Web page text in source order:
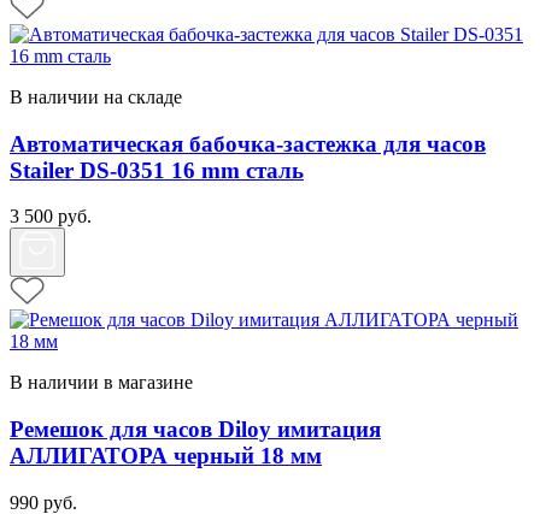
В наличии на складе
Автоматическая бабочка-застежка для часов
Stailer DS-0351 16 mm сталь
3 500 руб.
В наличии в магазине
Ремешок для часов Diloy имитация
АЛЛИГАТОРА черный 18 мм
990 руб.